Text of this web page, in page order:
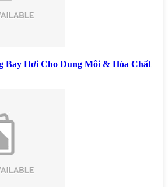
Bay Hơi Cho Dung Môi & Hóa Chất